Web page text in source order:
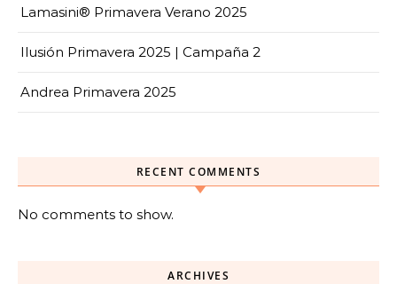
Lamasini® Primavera Verano 2025
Ilusión Primavera 2025 | Campaña 2
Andrea Primavera 2025
RECENT COMMENTS
No comments to show.
ARCHIVES